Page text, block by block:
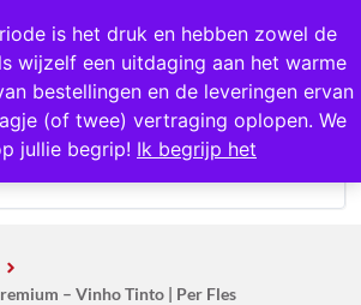
is het druk en hebben zowel de
wijzelf een uitdaging aan het warme
bestellingen en de leveringen ervan
(of twee) vertraging oplopen. We
jullie begrip! Ik begrijp het
producten op voorraad
0
– Vinho Tinto | Per Fles